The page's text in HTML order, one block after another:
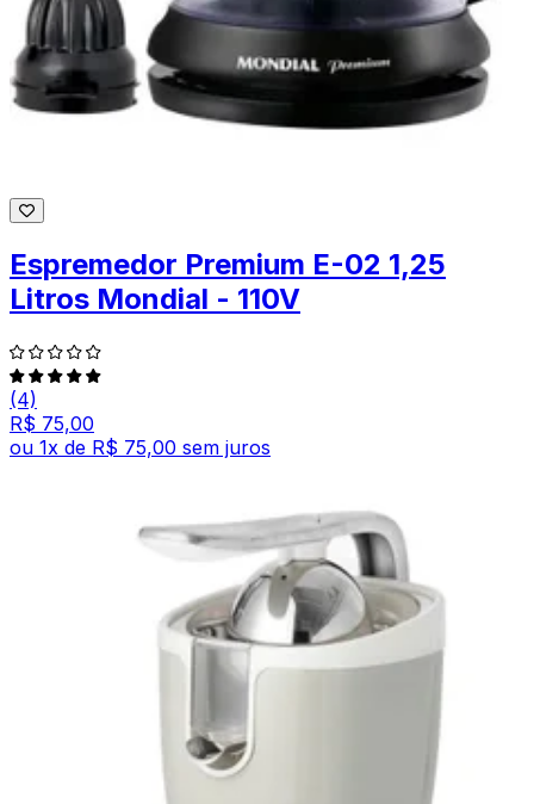
Espremedor Premium E-02 1,25
Litros Mondial - 110V
(4)
R$ 75,00
ou 1x de R$ 75,00 sem juros